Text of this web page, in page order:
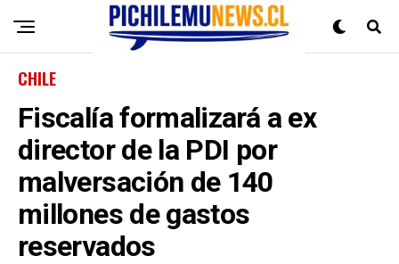
CHILE
Fiscalía formalizará a ex
director de la PDI por
malversación de 140
millones de gastos
reservados